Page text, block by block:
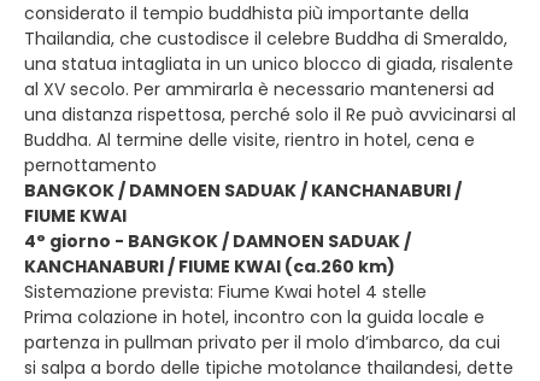
considerato il tempio buddhista più importante della
Thailandia, che custodisce il celebre Buddha di Smeraldo,
una statua intagliata in un unico blocco di giada, risalente
al XV secolo. Per ammirarla è necessario mantenersi ad
una distanza rispettosa, perché solo il Re può avvicinarsi al
Buddha. Al termine delle visite, rientro in hotel, cena e
pernottamento
BANGKOK / DAMNOEN SADUAK / KANCHANABURI /
FIUME KWAI
4° giorno - BANGKOK / DAMNOEN SADUAK /
KANCHANABURI / FIUME KWAI (ca.260 km)
Sistemazione prevista: Fiume Kwai hotel 4 stelle
Prima colazione in hotel, incontro con la guida locale e
partenza in pullman privato per il molo d’imbarco, da cui
si salpa a bordo delle tipiche motolance thailandesi, dette